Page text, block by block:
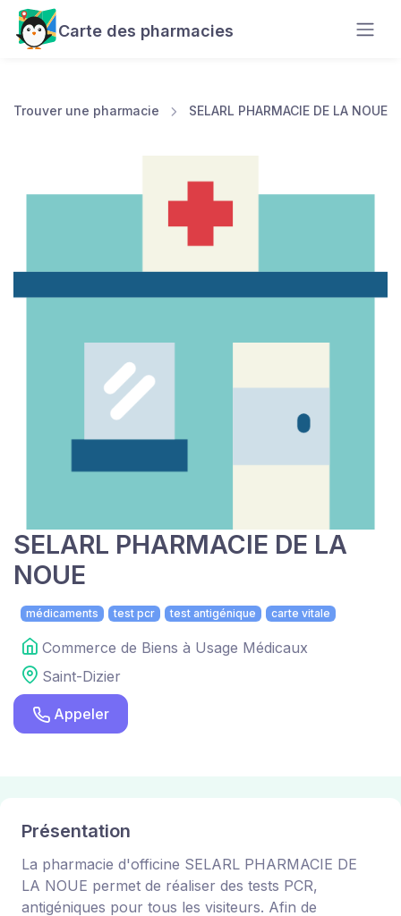
Carte des pharmacies
Trouver une pharmacie SELARL PHARMACIE DE LA NOUE
SELARL PHARMACIE DE LA
NOUE
médicaments test pcr test antigénique carte vitale
Commerce de Biens à Usage Médicaux
Saint-Dizier
Appeler
Présentation
La pharmacie d'officine SELARL PHARMACIE DE
LA NOUE permet de réaliser des tests PCR,
antigéniques pour tous les visiteurs. Afin de